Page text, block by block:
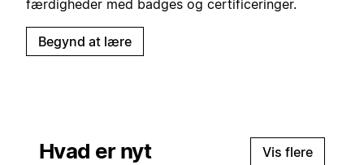
færdigheder med badges og certificeringer.
Begynd at lære
Hvad er nyt Vis flere